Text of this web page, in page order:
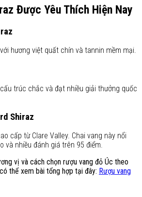
Được Yêu Thích Hiện Nay
hương việt quất chín và tannin mềm mại.
trúc chắc và đạt nhiều giải thưởng quốc
Shiraz
cấp từ Clare Valley. Chai vang này nổi
và nhiều đánh giá trên 95 điểm.
vị và cách chọn rượu vang đỏ Úc theo
thể xem bài tổng hợp tại đây: Rượu vang